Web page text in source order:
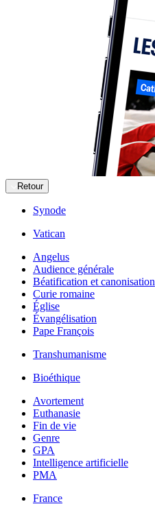
Retour
Synode
Vatican
Angelus
Audience générale
Béatification et canonisation
Curie romaine
Église
Évangélisation
Pape François
Transhumanisme
Bioéthique
Avortement
Euthanasie
Fin de vie
Genre
GPA
Intelligence artificielle
PMA
France